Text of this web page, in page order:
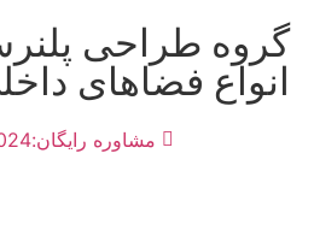
گروه طراحی
انواع فضاهای
مشاوره رایگان:02126644024